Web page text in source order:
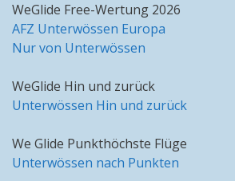
WeGlide Free-Wertung 2026
AFZ Unterwössen Europa
Nur von Unterwössen
WeGlide Hin und zurück
Unterwössen Hin und zurück
We Glide Punkthöchste Flüge
Unterwössen nach Punkten